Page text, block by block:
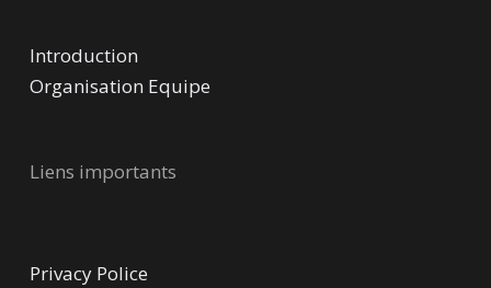
Introduction
Organisation Equipe
Liens importants
Privacy Police